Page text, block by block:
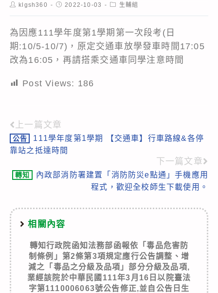
Postklgsh360
Post2022-10-03
Post生輔組
為因應111學年度第1學期第一次段考(日
期:10/5-10/7)，原定交通車放學發車時間17:05
改為16:05，再請搭乘交通車同學注意時間
Post Views: 186
Read
more
上一篇文章
公告
111學年度第1學期 【交通車】行車路線&各停
靠站之抵達時間
下一篇文章
轉知
內政部消防署建置「消防防災e點通」手機應用
程式，歡迎全校師生下載使用。
相關內容
轉知行政院函知法務部函報依「毒品危害防
制條例」第2條第3項規定應行公告調整、增
減之「毒品之分級及品項」部分分級及品項,
業經該院於中華民國111年3月16日以院臺法
字第1110006063號公告修正,並自公告日生